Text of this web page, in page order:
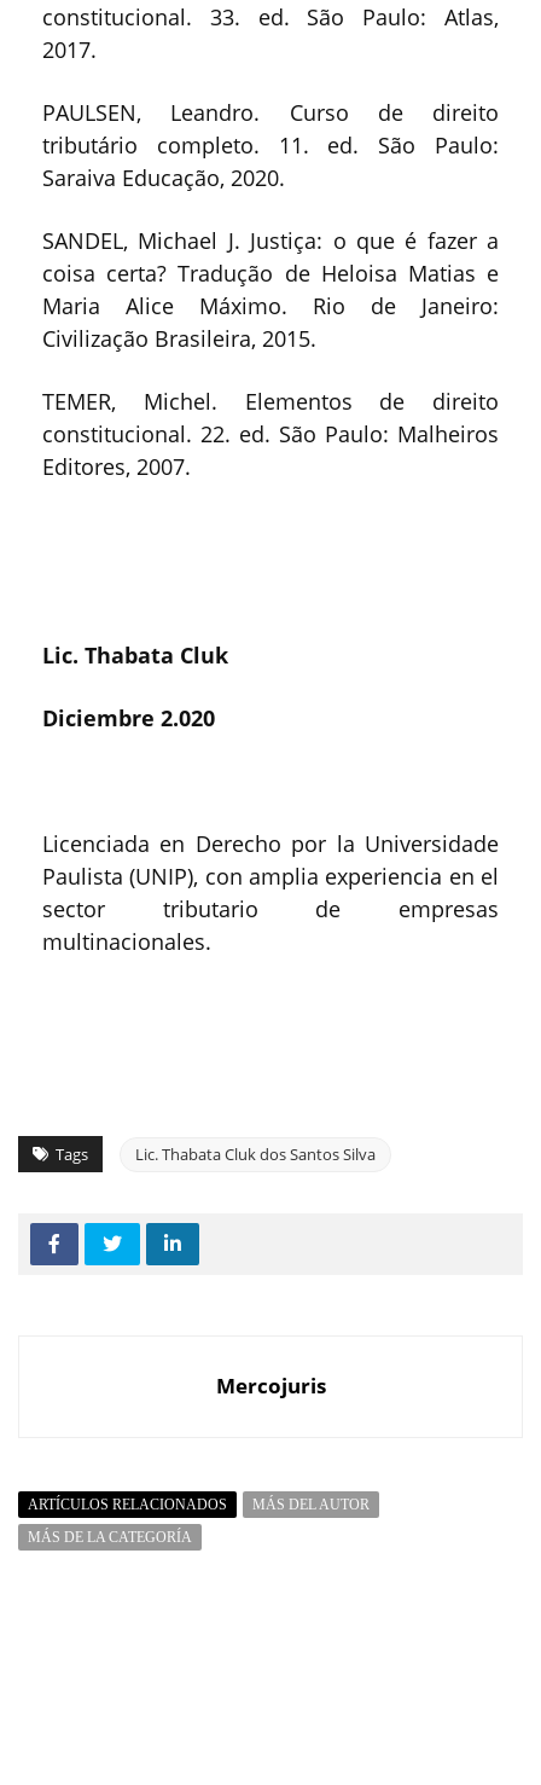
constitucional. 33. ed. São Paulo: Atlas,
2017.
PAULSEN, Leandro. Curso de direito
tributário completo. 11. ed. São Paulo:
Saraiva Educação, 2020.
SANDEL, Michael J. Justiça: o que é fazer a
coisa certa? Tradução de Heloisa Matias e
Maria Alice Máximo. Rio de Janeiro:
Civilização Brasileira, 2015.
TEMER, Michel. Elementos de direito
constitucional. 22. ed. São Paulo: Malheiros
Editores, 2007.
Lic. Thabata Cluk
Diciembre 2.020
Licenciada en Derecho por la Universidade
Paulista (UNIP), con amplia experiencia en el
sector tributario de empresas
multinacionales.
Tags Lic. Thabata Cluk dos Santos Silva
Mercojuris
ARTÍCULOS RELACIONADOS
MÁS DEL AUTOR
MÁS DE LA CATEGORÍA